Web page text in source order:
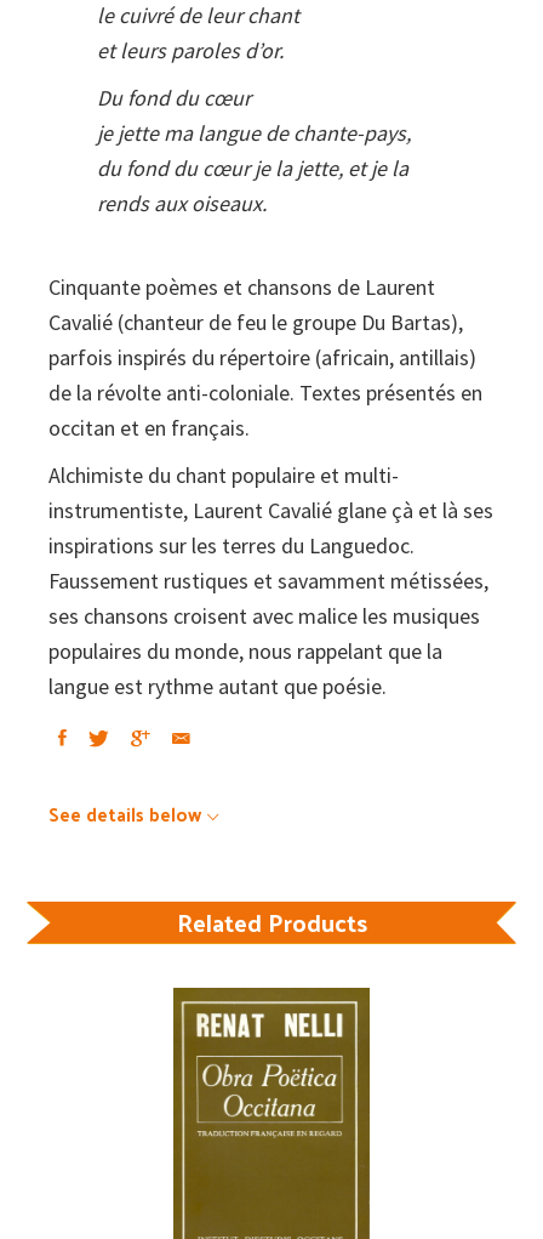
le cuivré de leur chant
et leurs paroles d’or.
Du fond du cœur
je jette ma langue de chante-pays,
du fond du cœur je la jette, et je la
rends aux oiseaux.
Cinquante poèmes et chansons de Laurent
Cavalié (chanteur de feu le groupe Du Bartas),
parfois inspirés du répertoire (africain, antillais)
de la révolte anti-­coloniale. Textes présentés en
occitan et en français.
Alchimiste du chant populaire et multi-
instrumentiste, Laurent Cavalié glane çà et là ses
inspirations sur les terres du Languedoc.
Faussement rustiques et savamment métissées,
ses chansons croisent avec malice les musiques
populaires du monde, nous rappelant que la
langue est rythme autant que poésie.
See details below
Related Products